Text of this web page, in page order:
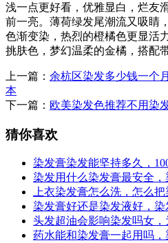
浅一点更好看，优雅显白，烂友
前一亮。薄荷绿发尾潮流又吸睛
色渐变染，热烈的橙橘色更显活
挑肤色，梦幻温柔的金橘，搭配
上一篇： 余杭区染发多少钱一个
本
下一篇： 欧美染发色推荐不用染
猜你喜欢
染发膏染发能坚持多久，
染发用什么染发膏最安全
上衣染发膏怎么洗，怎么
染发膏好还是染发液好，
头发超油会影响染发吗女
药水能和染发膏一起用吗